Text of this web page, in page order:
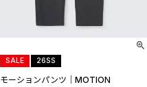
モーションパンツ│MOTION
SALE 26SS